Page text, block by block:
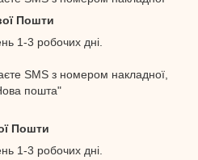
Пошти
1-3 робочих дні.
SMS з номером накладної,
пошта"
Пошти
1-3 робочих дні.